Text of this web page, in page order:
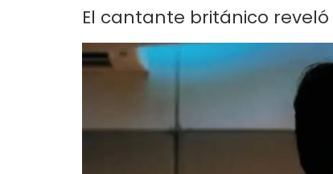
El cantante británico